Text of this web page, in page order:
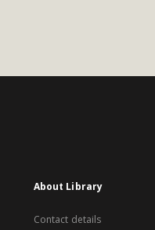
About Library
Contact details